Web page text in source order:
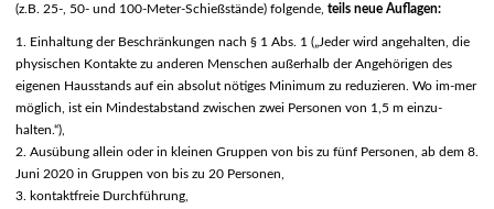
(z.B. 25-, 50- und 100-Meter-Schießstände) folgende,teils neue Auflagen:
1. Einhaltung der Beschränkungen nach § 1 Abs. 1 („Jeder wird angehalten, die
physischen Kontakte zu anderen Menschen außerhalb der Angehörigen des
eigenen Hausstands auf ein absolut nötiges Minimum zu reduzieren. Wo im-mer
möglich, ist ein Mindestabstand zwischen zwei Personen von 1,5 m einzu-
halten.“),
2. Ausübung allein oder in kleinen Gruppen von bis zu fünf Personen, ab dem 8.
Juni 2020 in Gruppen von bis zu 20 Personen,
3. kontaktfreie Durchführung,